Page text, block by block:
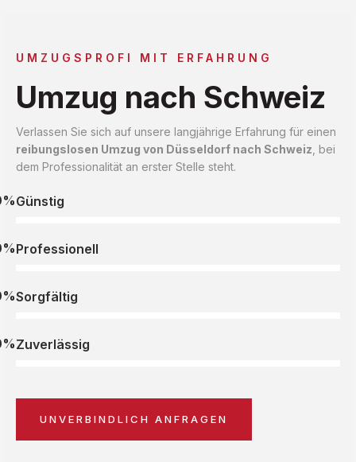
UMZUGSPROFI MIT ERFAHRUNG
Umzug nach Schweiz
Verlassen Sie sich auf unsere langjährige Erfahrung für einen
reibungslosen Umzug von Düsseldorf nach Schweiz , bei
dem Professionalität an erster Stelle steht.
Günstig
Professionell
Sorgfältig
Zuverlässig
UNVERBINDLICH ANFRAGEN